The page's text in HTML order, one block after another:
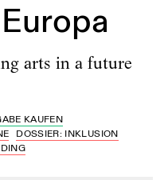
arts in a future
KAUFEN
DOSSIER: INKLUSION